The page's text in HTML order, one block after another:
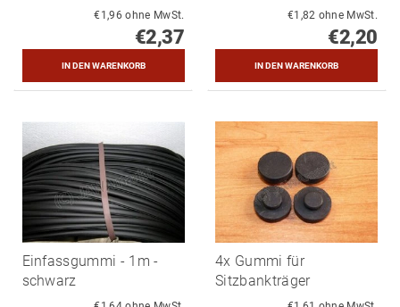
€1,96 ohne MwSt.
€2,37
€1,82 ohne MwSt.
€2,20
Einfassgummi - 1m -
schwarz
4x Gummi für
Sitzbankträger